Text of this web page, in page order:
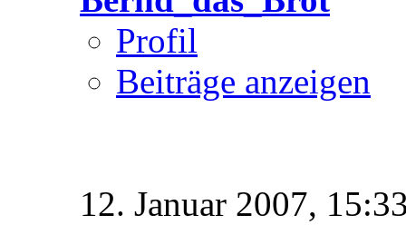
Profil
Beiträge anzeigen
12. Januar 2007,